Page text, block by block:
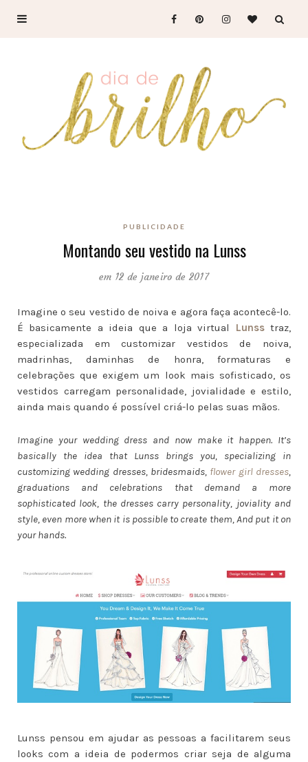
PUBLICIDADE
Montando seu vestido na Lunss
em 12 de janeiro de 2017
Imagine o seu vestido de noiva e agora faça acontecê-lo.
É basicamente a ideia que a loja virtual Lunsstraz,
especializada em customizar vestidos de noiva,
madrinhas, daminhas de honra, formaturas e
celebrações que exigem um look mais sofisticado, os
vestidos carregam personalidade, jovialidade e estilo,
ainda mais quando é possível criá-lo pelas suas mãos.
Imagine your wedding dress and now make it happen. It’s
basically the idea that Lunss brings you, specializing in
customizing wedding dresses, bridesmaids, flower girl dresses,
graduations and celebrations that demand a more
sophisticated look, the dresses carry personality, joviality and
style, even more when it is possible to create them, And put it on
your hands.
Lunss pensou em ajudar as pessoas a facilitarem seus
looks com a ideia de podermos criar seja de alguma